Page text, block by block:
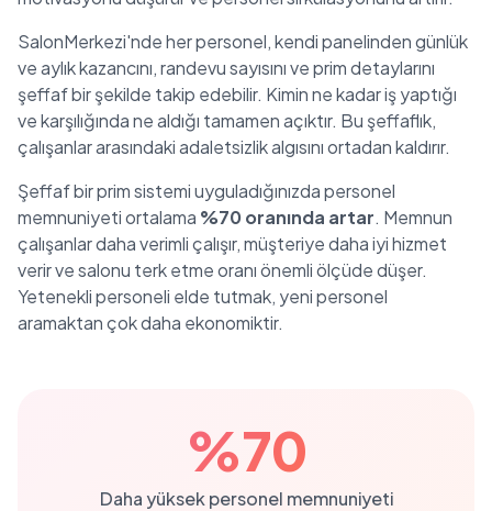
%70
Daha yüksek personel memnuniyeti
SalonMerkezi'nde her personel, kendi panelinden günlük
ve aylık kazancını, randevu sayısını ve prim detaylarını
şeffaf bir şekilde takip edebilir. Kimin ne kadar iş yaptığı
ve karşılığında ne aldığı tamamen açıktır. Bu şeffaflık,
çalışanlar arasındaki adaletsizlik algısını ortadan kaldırır.
Şeffaf bir prim sistemi uyguladığınızda personel
memnuniyeti ortalama %70 oranında artar. Memnun
çalışanlar daha verimli çalışır, müşteriye daha iyi hizmet
verir ve salonu terk etme oranı önemli ölçüde düşer.
Yetenekli personeli elde tutmak, yeni personel
aramaktan çok daha ekonomiktir.